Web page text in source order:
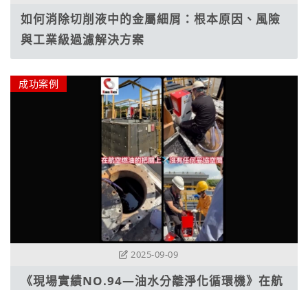
如何消除切削液中的金屬細屑：根本原因、風險
與工業級過濾解決方案
成功案例
2025-09-09
《現場實績NO.94—油水分離淨化循環機》在航